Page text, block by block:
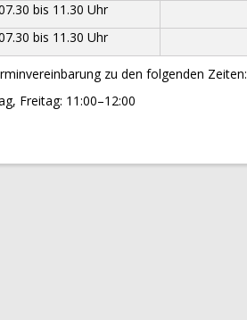
bis 11.30 Uhr
bis 11.30 Uhr
zu den folgenden Zeiten:
Freitag: 11:00–12:00